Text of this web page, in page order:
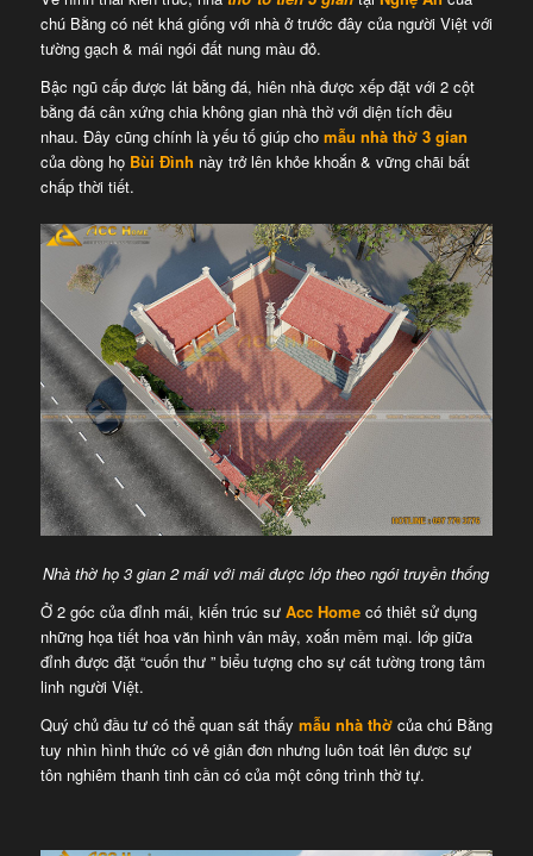
chú Bằng có nét khá giống với nhà ở trước đây của người Việt với
tường gạch & mái ngói đất nung màu đỏ.
Bậc ngũ cấp được lát bằng đá, hiên nhà được xếp đặt với 2 cột
bằng đá cân xứng chia không gian nhà thờ với diện tích đều
nhau. Đây cũng chính là yếu tố giúp cho mẫu nhà thờ 3 gian
của dòng họ Bùi Đình này trở lên khỏe khoắn & vững chãi bất
chấp thời tiết.
Nhà thờ họ 3 gian 2 mái với mái được lớp theo ngói truyền thống
Ở 2 góc của đỉnh mái, kiến trúc sư Acc Homecó thiêt sử dụng
những họa tiết hoa văn hình vân mây, xoắn mềm mại. lớp giữa
đỉnh được đặt “cuốn thư ” biểu tượng cho sự cát tường trong tâm
linh người Việt.
Quý chủ đầu tư có thể quan sát thấy mẫu nhà thờcủa chú Bằng
tuy nhìn hình thức có vẻ giản đơn nhưng luôn toát lên được sự
tôn nghiêm thanh tinh cần có của một công trình thờ tự.